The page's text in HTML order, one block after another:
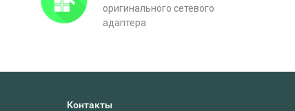
оригинального сетевого
адаптера
Контакты